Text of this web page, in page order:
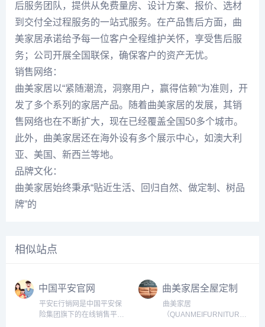
后服务团队，提供从免费量房、设计方案、报价、选材
到交付全过程服务的一站式服务。在产品售后方面，曲
美家居承诺给予每一位客户全程维护关怀，享受售后服
务；公司开展全国联保，确保客户的资产无忧。
销售网络：
曲美家居以“紧随潮流，洞察用户，赢得信赖”为准则，开
发了多个系列的家居产品。随着曲美家居的发展，其销
售网络也在不断扩大，现在已经覆盖全国50多个城市。
此外，曲美家居还在海外设有多个展示中心，如澳大利
亚、美国、新西兰等地。
品牌文化：
曲美家居始终秉承“贴近生活、回归自然、做定制、树品
牌”的
相似站点
中国平安官网
平安E行销网是中国平安保
险集团旗下的在线销售平
曲美家居全屋定制
曲美家居
（QUANMEIFURNITURE）